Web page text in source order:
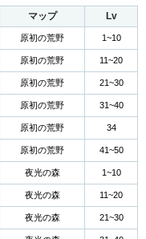
マップ Lv
原初の荒野 1~10
原初の荒野 11~20
原初の荒野 21~30
原初の荒野 31~40
原初の荒野 34
原初の荒野 41~50
夜光の森 1~10
夜光の森 11~20
夜光の森 21~30